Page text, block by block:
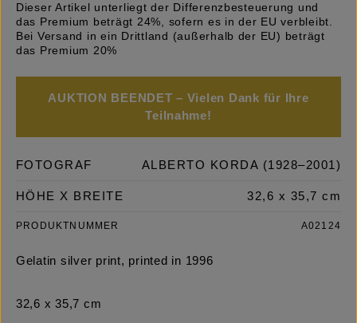
Dieser Artikel unterliegt der Differenzbesteuerung und
das Premium beträgt 24%, sofern es in der EU verbleibt.
Bei Versand in ein Drittland (außerhalb der EU) beträgt
das Premium 20%
AUKTION BEENDET – Vielen Dank für Ihre
Teilnahme!
FOTOGRAF ALBERTO KORDA (1928–2001)
HÖHE X BREITE 32,6 x 35,7 cm
PRODUKTNUMMER A02124
Gelatin silver print, printed in 1996
32,6 x 35,7 cm